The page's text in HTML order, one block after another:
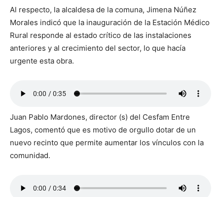
Al respecto, la alcaldesa de la comuna, Jimena Núñez
Morales indicó que la inauguración de la Estación Médico
Rural responde al estado crítico de las instalaciones
anteriores y al crecimiento del sector, lo que hacía
urgente esta obra.
Juan Pablo Mardones, director (s) del Cesfam Entre
Lagos, comentó que es motivo de orgullo dotar de un
nuevo recinto que permite aumentar los vínculos con la
comunidad.